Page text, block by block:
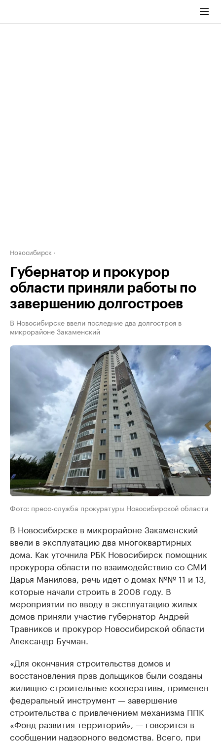
Новосибирск
Губернатор и прокурор
области приняли работы по
завершению долгостроев
В Новосибирске ввели последние два долгостроя в
микрорайоне Закаменский
Фото: пресс-служба прокуратуры Новосибирской области
В Новосибирске в микрорайоне Закаменский
ввели в эксплуатацию два многоквартирных
дома. Как уточнила РБК Новосибирск помощник
прокурора области по взаимодействию со СМИ
Дарья Манилова, речь идет о домах №№ 11 и 13,
которые начали строить в 2008 году. В
мероприятии по вводу в эксплуатацию жилых
домов приняли участие губернатор Андрей
Травников и прокурор Новосибирской области
Александр Бучман.
«Для окончания строительства домов и
восстановления прав дольщиков были созданы
жилищно-строительные кооперативы, применен
федеральный инструмент — завершение
строительства с привлечением механизма ППК
«Фонд развития территорий», — говорится в
сообщении надзорного ведомства. Всего, при